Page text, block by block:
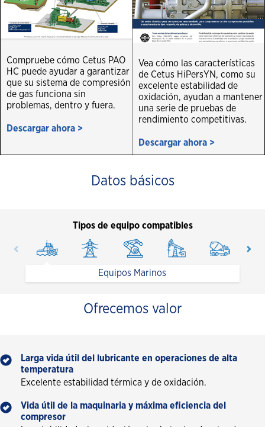
Compruebe cómo Cetus PAO
HC puede ayudar a garantizar
que su sistema de compresión
de gas funciona sin
problemas, dentro y fuera.
Descargar ahora >
Vea cómo las características
de Cetus HiPersYN, como su
excelente estabilidad de
oxidación, ayudan a mantener
una serie de pruebas de
rendimiento competitivas.
Descargar ahora >
Datos básicos
Tipos de equipo compatibles
Equipos Marinos
Ofrecemos valor
Larga vida útil del lubricante en operaciones de alta
temperatura
Excelente estabilidad térmica y de oxidación.
Vida útil de la maquinaria y máxima eficiencia del
compresor